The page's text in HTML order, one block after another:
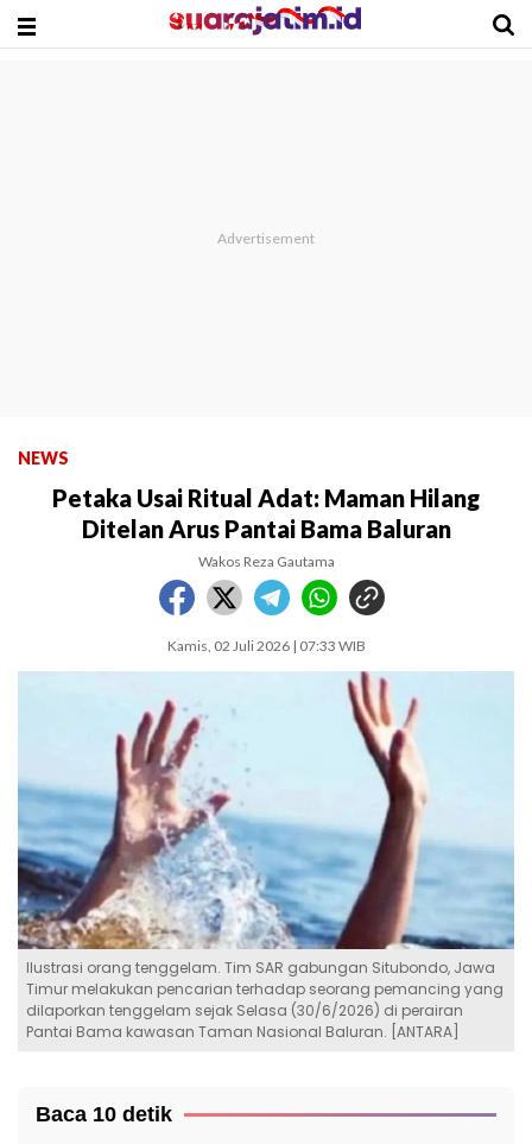
NEWS
Petaka Usai Ritual Adat: Maman Hilang
Ditelan Arus Pantai Bama Baluran
Wakos Reza Gautama
Kamis, 02 Juli 2026 | 07:33 WIB
Ilustrasi orang tenggelam. Tim SAR gabungan Situbondo, Jawa
Timur melakukan pencarian terhadap seorang pemancing yang
dilaporkan tenggelam sejak Selasa (30/6/2026) di perairan
Pantai Bama kawasan Taman Nasional Baluran. [ANTARA]
Baca 10 detik